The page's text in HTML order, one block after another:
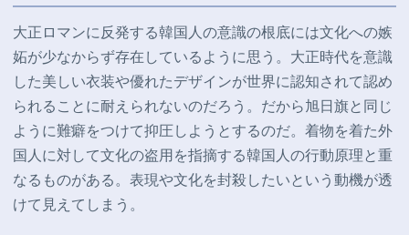
大正ロマンに反発する韓国人の意識の根底には文化への嫉
妬が少なからず存在しているように思う。大正時代を意識
した美しい衣装や優れたデザインが世界に認知されて認め
られることに耐えられないのだろう。だから旭日旗と同じ
ように難癖をつけて抑圧しようとするのだ。着物を着た外
国人に対して文化の盗用を指摘する韓国人の行動原理と重
なるものがある。表現や文化を封殺したいという動機が透
けて見えてしまう。